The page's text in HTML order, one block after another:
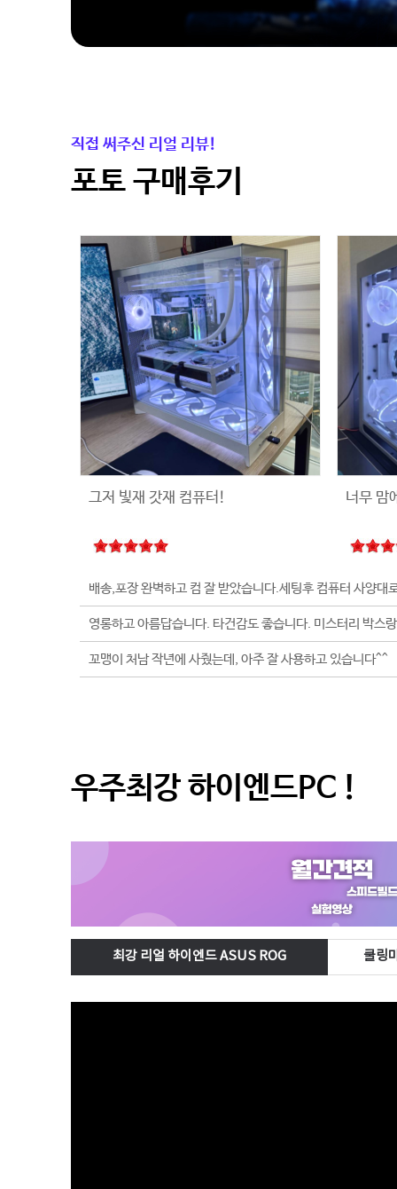
직접 써주신 리얼 리뷰!
포토 구매후기
그저 빛재 갓재 컴퓨터! 너무 맘
꼬맹이 처남 작년에 사줬는데, 아주 잘 사용하고 있습니다^^
우주최강 하이엔드PC !
최강 리얼 하이엔드 ASUS ROG 쿨링